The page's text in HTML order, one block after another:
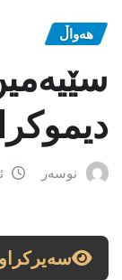
هەواڵ
نوسەر